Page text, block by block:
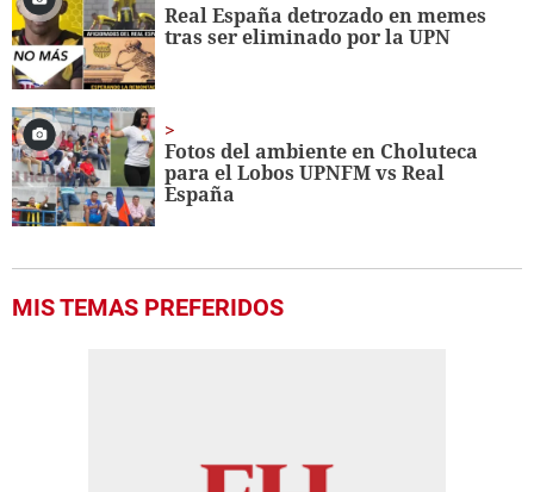
Real España detrozado en memes
tras ser eliminado por la UPN
Fotos del ambiente en Choluteca
para el Lobos UPNFM vs Real
España
MIS TEMAS PREFERIDOS